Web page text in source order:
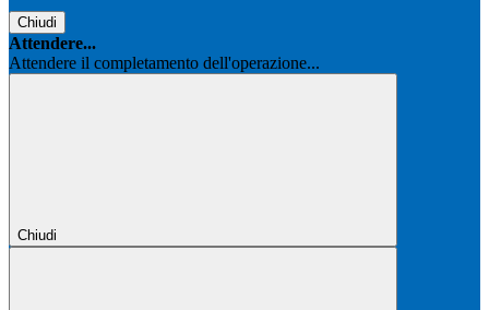
Chiudi
Attendere...
Attendere il completamento dell'operazione...
Chiudi